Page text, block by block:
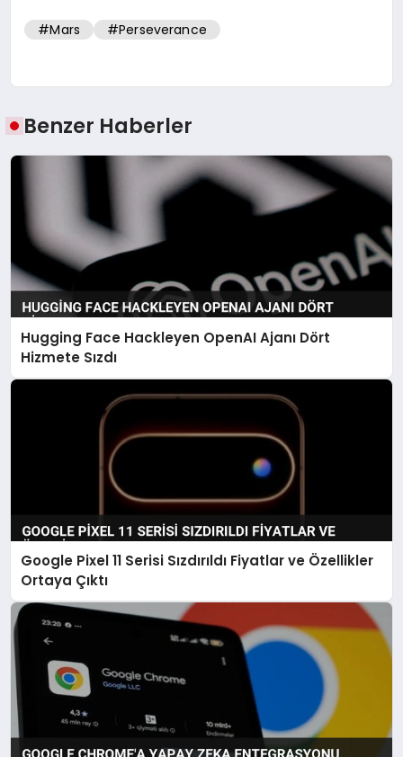
#Mars #Perseverance
Benzer Haberler
Hugging Face Hackleyen OpenAI Ajanı Dört
Hizmete Sızdı
Google Pixel 11 Serisi Sızdırıldı Fiyatlar ve Özellikler
Ortaya Çıktı